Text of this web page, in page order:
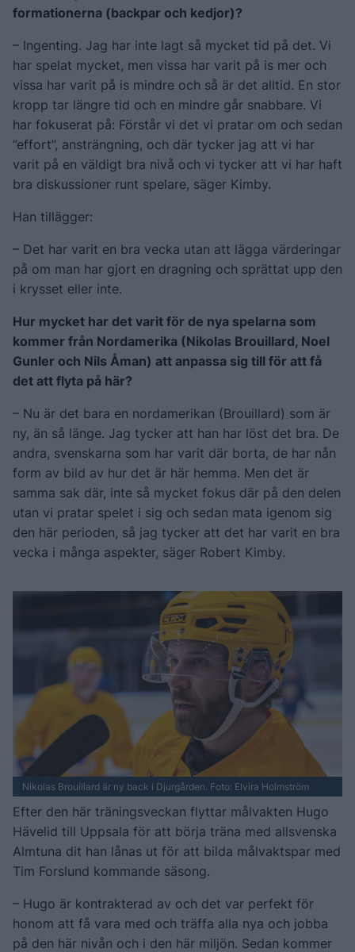
formationerna (backpar och kedjor)?
– Ingenting. Jag har inte lagt så mycket tid på det. Vi
har spelat mycket, men vissa har varit på is mer och
vissa har varit på is mindre och så är det alltid. En stor
kropp tar längre tid och en mindre går snabbare. Vi
har fokuserat på: Förstår vi det vi pratar om och sedan
”effort”, ansträngning, och där tycker jag att vi har
varit på en väldigt bra nivå och vi tycker att vi har haft
bra diskussioner runt spelare, säger Kimby.
Han tillägger:
– Det har varit en bra vecka utan att lägga värderingar
på om man har gjort en dragning och sprättat upp den
i krysset eller inte.
Hur mycket har det varit för de nya spelarna som
kommer från Nordamerika (Nikolas Brouillard, Noel
Gunler och Nils Åman) att anpassa sig till för att få
det att flyta på här?
– Nu är det bara en nordamerikan (Brouillard) som är
ny, än så länge. Jag tycker att han har löst det bra. De
andra, svenskarna som har varit där borta, de har nån
form av bild av hur det är här hemma. Men det är
samma sak där, inte så mycket fokus där på den delen
utan vi pratar spelet i sig och sedan mata igenom sig
den här perioden, så jag tycker att det har varit en bra
vecka i många aspekter, säger Robert Kimby.
Nikolas Brouillard är ny back i Djurgården. Foto: Elvira Holmström
Efter den här träningsveckan flyttar målvakten Hugo
Hävelid till Uppsala för att börja träna med allsvenska
Almtuna dit han lånas ut för att bilda målvaktspar med
Tim Forslund kommande säsong.
– Hugo är kontrakterad av och det var perfekt för
honom att få vara med och träffa alla nya och jobba
på den här nivån och i den här miljön. Sedan kommer